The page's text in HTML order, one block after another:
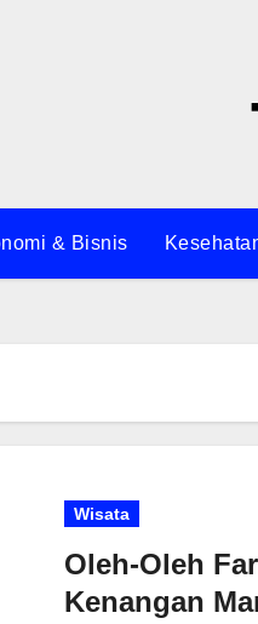
& Bisnis
Wisata
Oleh-Oleh
Kenangan